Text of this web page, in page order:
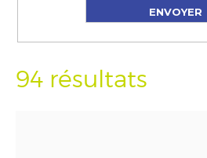
94 résultats